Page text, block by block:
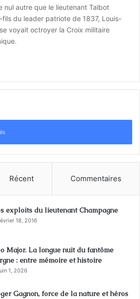
nul autre que le lieutenant Talbot
du leader patriote de 1837, Louis-
voyait octroyer la Croix militaire
Récent Commentaires
exploits du lieutenant Champagne
18, 2016
Major. La longue nuit du fantôme
: entre mémoire et histoire
1, 2026
Gagnon, force de la nature et héros